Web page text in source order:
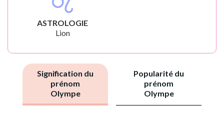
ASTROLOGIE
Lion
Signification du
prénom
Olympe
Popularité du
prénom
Olympe